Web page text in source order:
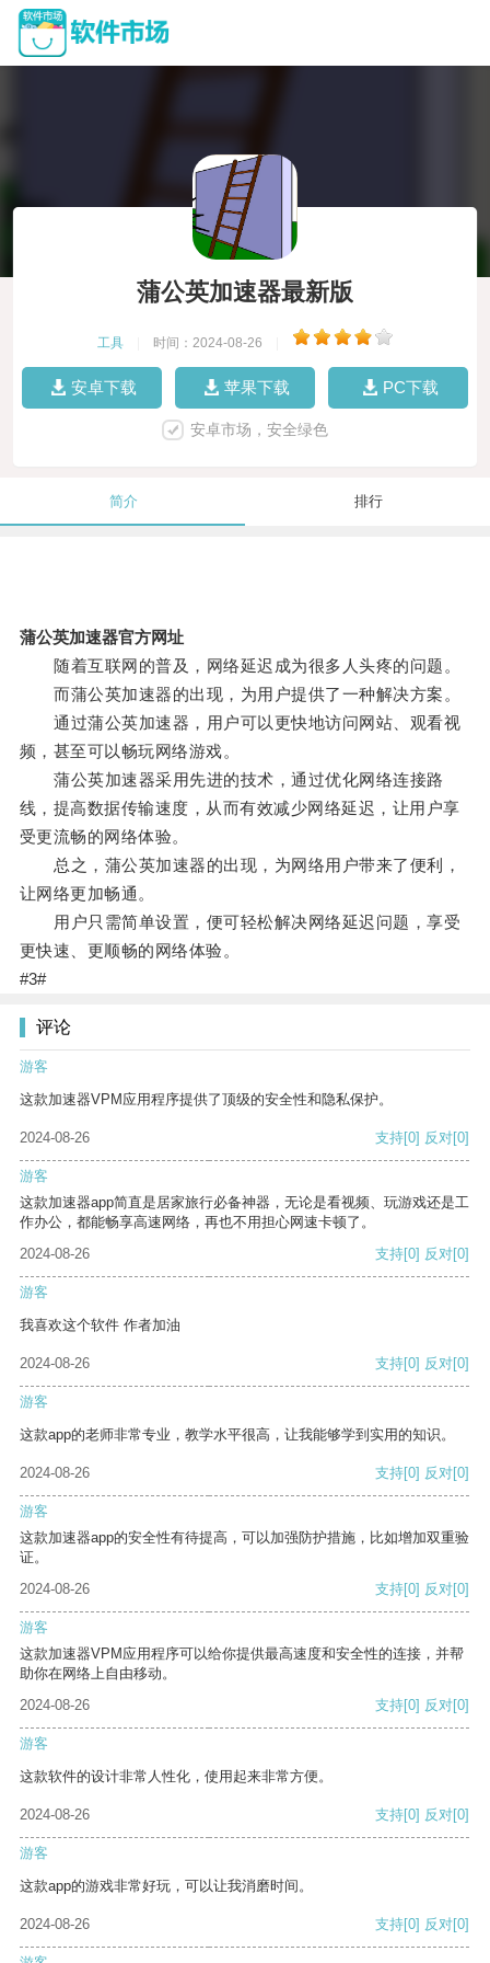
蒲公英加速器最新版
工具 时间：2024-08-26
安卓下载 苹果下载 PC下载
安卓市场，安全绿色
简介 排行
蒲公英加速器官方网址
随着互联网的普及，网络延迟成为很多人头疼的问题。
而蒲公英加速器的出现，为用户提供了一种解决方案。
通过蒲公英加速器，用户可以更快地访问网站、观看视
频，甚至可以畅玩网络游戏。
蒲公英加速器采用先进的技术，通过优化网络连接路
线，提高数据传输速度，从而有效减少网络延迟，让用户享
受更流畅的网络体验。
总之，蒲公英加速器的出现，为网络用户带来了便利，
让网络更加畅通。
用户只需简单设置，便可轻松解决网络延迟问题，享受
更快速、更顺畅的网络体验。
#3#
评论
游客
这款加速器VPM应用程序提供了顶级的安全性和隐私保护。
2024-08-26 支持[0] 反对[0]
游客
这款加速器app简直是居家旅行必备神器，无论是看视频、玩游戏还是工
作办公，都能畅享高速网络，再也不用担心网速卡顿了。
2024-08-26
支持[0] 反对[0]
游客
我喜欢这个软件 作者加油
2024-08-26 支持[0] 反对[0]
游客
这款app的老师非常专业，教学水平很高，让我能够学到实用的知识。
2024-08-26 支持[0] 反对[0]
游客
这款加速器app的安全性有待提高，可以加强防护措施，比如增加双重验
证。
2024-08-26
支持[0] 反对[0]
游客
这款加速器VPM应用程序可以给你提供最高速度和安全性的连接，并帮
助你在网络上自由移动。
2024-08-26
支持[0] 反对[0]
游客
这款软件的设计非常人性化，使用起来非常方便。
2024-08-26 支持[0] 反对[0]
游客
这款app的游戏非常好玩，可以让我消磨时间。
2024-08-26 支持[0] 反对[0]